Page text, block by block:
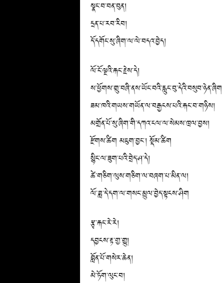
སྣང་བ་བན་བུན།
དྲན་པ་རབ་རིབ།
དོ་དགོང་སུ་ཞིག་ལ་ལེ་བདའ་བྱེད།
ལོ་ངོ་ལྔའི་རྐང་རྗེས་དེ།
ས་ཕྱོགས་གྲུ་བཞི་ནས་ཡོང་བའི་རླུང་བུ་དེའི་བསུབ་ཉེན་ཞིག
ཟམ་ཁའི་གཡས་གཡོན་ལ་བརྒྱངས་པའི་རྐང་བ་གཉིས།
མགྲོན་པོ་སུ་ཞིག་གི་དཀའ་ངལ་ལ་སེམས་ཁྲལ་བྱས།
རྫོགས་ཚིག མཇུག་བྱང་། སྡོམ་ཚིག
སྙིང་ལ་ཟུག་པའི་བྲེད་ཤ་དེ།
ཚེ་གཅིག་ལུས་གཅིག་ལ་བཞག་པ་མིན་ལ།
ལོ་ཟླ་དེ་དག་ལ་གསང་མྱུལ་བྱེད་སྟངས་ཤིག
རྩྭ་རྐང་རེ་རེ།
དབྱངས་རྟ་གྱ་གྱུ།
བློན་པོ་གསེར་ཆེན།
མེ་ཏོག་ལུང་བ།